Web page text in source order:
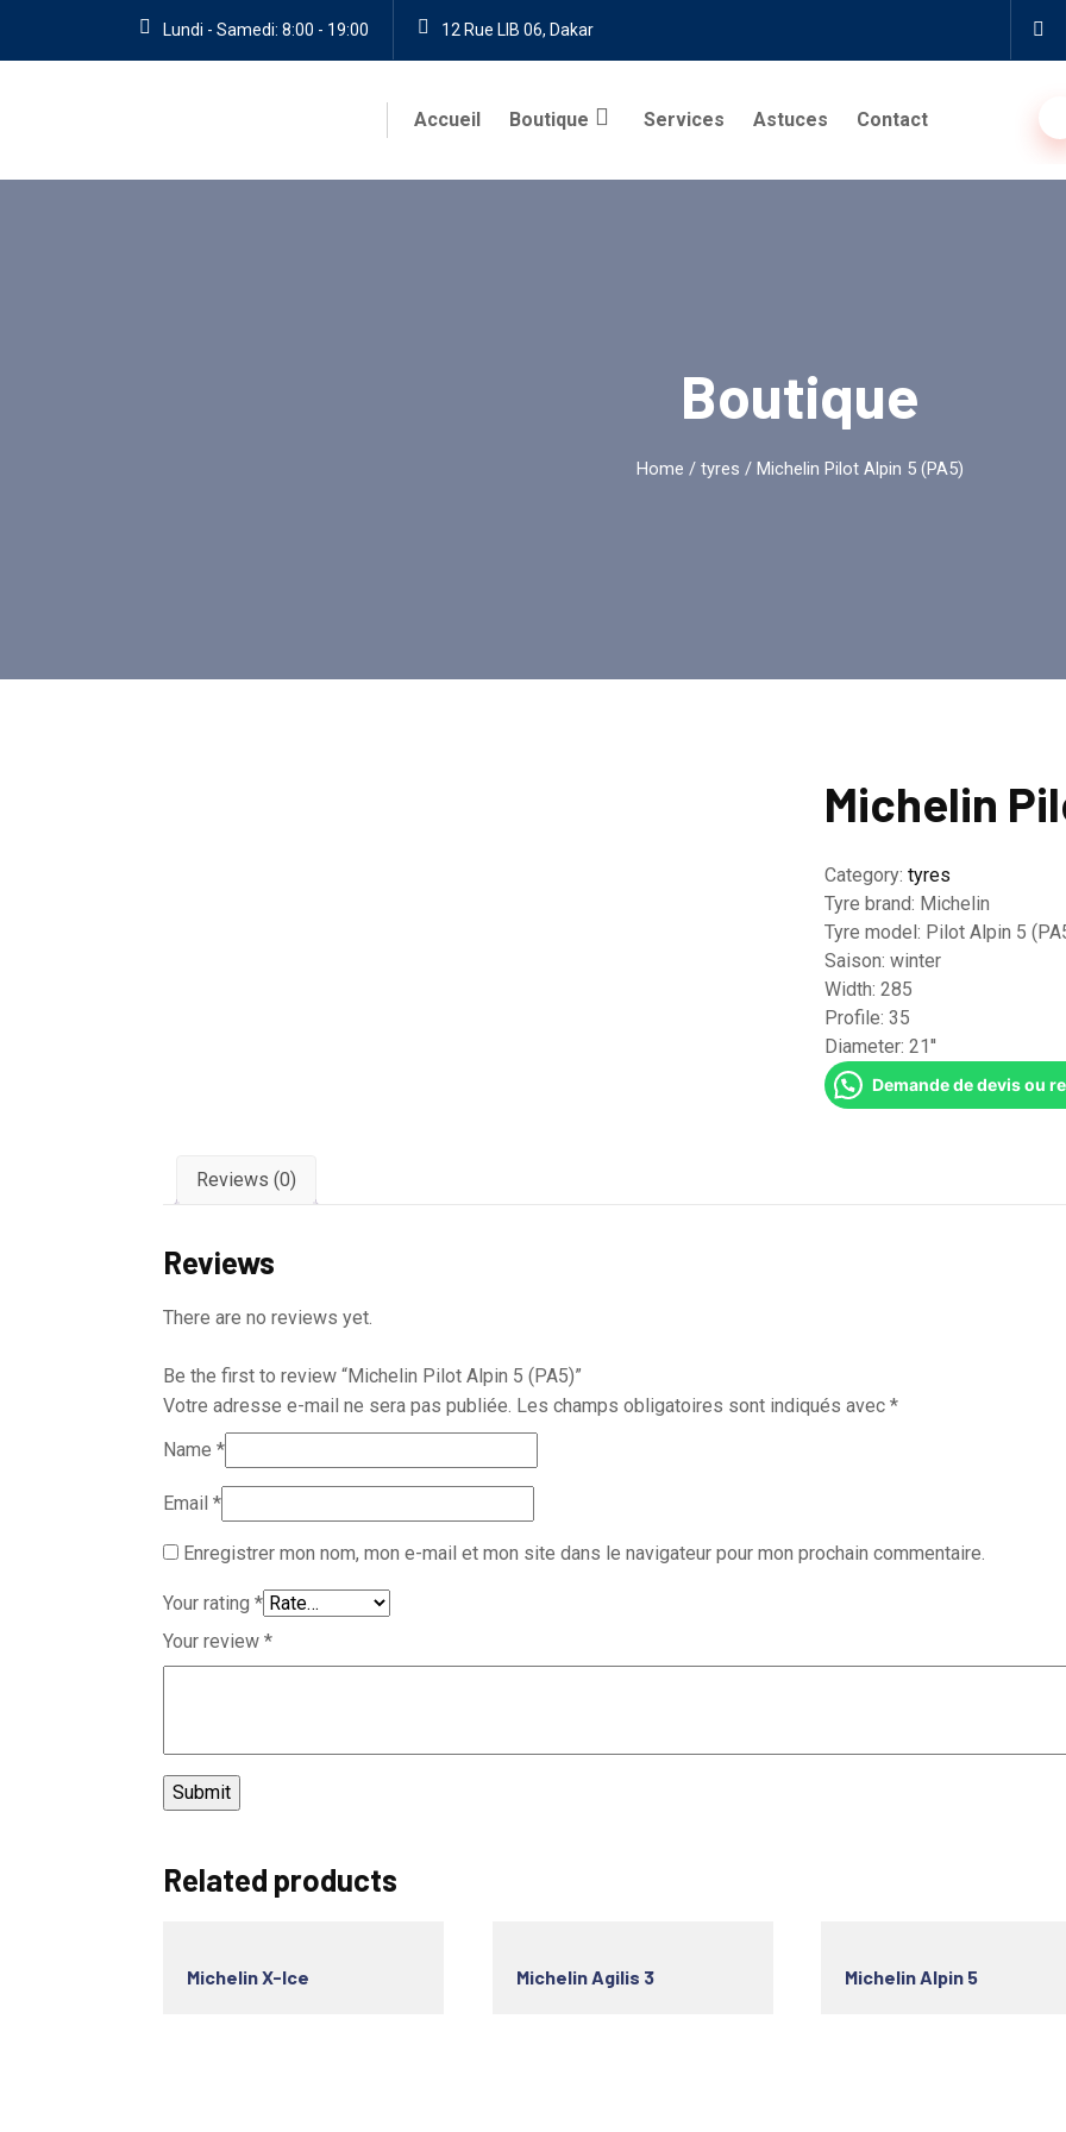
Lundi - Samedi: 8:00 - 19:00 12 Rue LIB 06, Dakar
Accueil Boutique Services Astuces Contact
Boutique
Home / tyres / Michelin Pilot Alpin 5 (PA5)
Michelin
Category:tyres
Tyre brand: Michelin
Tyre model: Pilot Alpin 5
Saison:winter
Width:285
Profile:35
Diameter:21''
Demande de devis ou
Reviews (0)
Reviews
There are no reviews yet.
Be the first to review “Michelin Pilot Alpin 5 (PA5)”
Votre adresse e-mail ne sera pas publiée. Les champs obligatoires sont indiqués avec *
Name *
Email *
Enregistrer mon nom, mon e-mail et mon site dans le navigateur pour mon prochain commentaire.
Your rating *
Your review *
Related products
Michelin X-Ice Michelin Agilis 3 Michelin Alpin 5